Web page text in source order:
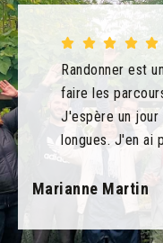
Randonner est
faire les
J'espère un jour
longues. J'en ai
Marianne Martin